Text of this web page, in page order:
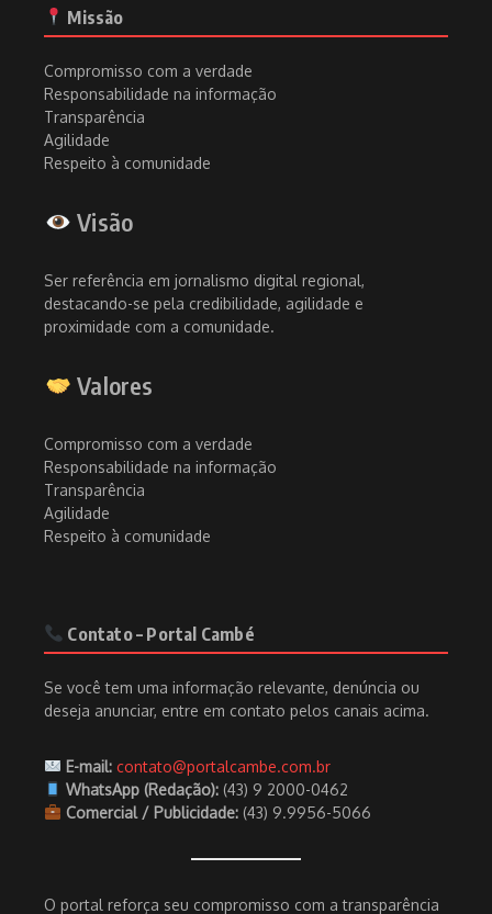
Missão
Compromisso com a verdade
Responsabilidade na informação
Transparência
Agilidade
Respeito à comunidade
Visão
Ser referência em jornalismo digital regional,
destacando-se pela credibilidade, agilidade e
proximidade com a comunidade.
Valores
Compromisso com a verdade
Responsabilidade na informação
Transparência
Agilidade
Respeito à comunidade
Contato – Portal Cambé
Se você tem uma informação relevante, denúncia ou
deseja anunciar, entre em contato pelos canais acima.
E-mail: contato@portalcambe.com.br
WhatsApp (Redação):(43) 9 2000-0462
Comercial / Publicidade:(43) 9.9956-5066
O portal reforça seu compromisso com a transparência